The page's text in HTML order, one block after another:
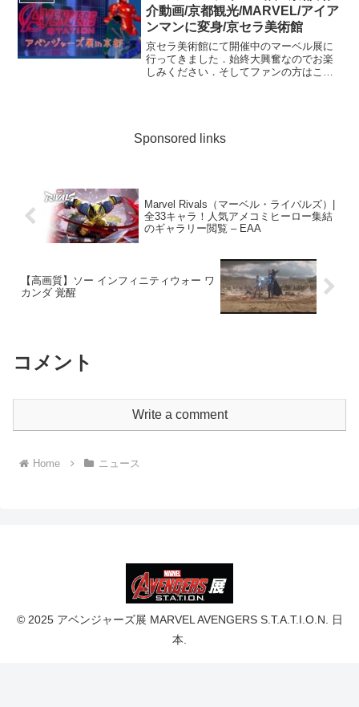
介動画/京都観光/MARVEL/アイア
ンマンに変身/京セラ美術館
京セラ美術館にて開催中のマーベル展に
行ってきました．始終大興奮なのでお楽
しみください．そしてファンの方はこの
Sponsored links
Marvel Rivals（マーベル・ライバルズ）|
全33キャラ！人気アメコミヒーロー集結
のギャラリー閲覧 – EAA
【高画質】ソー インフィニティウォー ワ
カンダ 覚醒
コメント
Write a comment
Home ニュース
© 2025 アベンジャーズ展 MARVEL AVENGERS S.T.A.T.I.O.N. 日
本.